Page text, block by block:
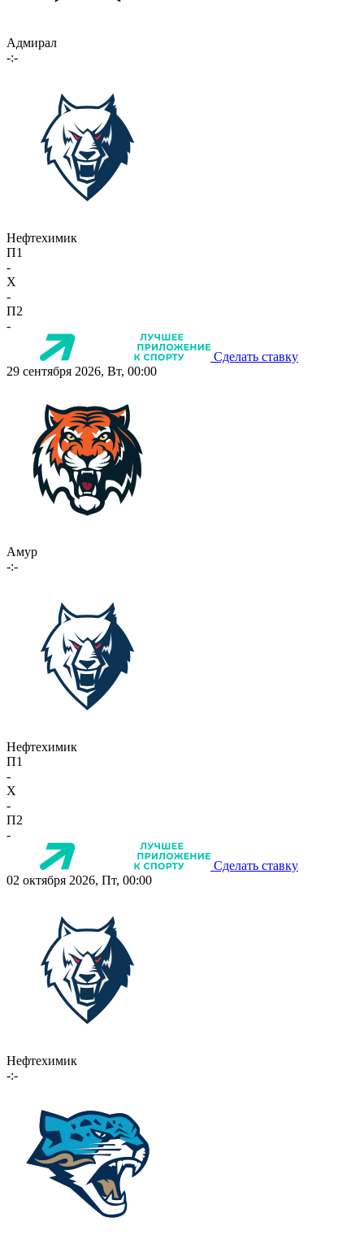
Адмирал
-:-
Нефтехимик
П1
-
X
-
П2
-
Сделать ставку
29 сентября 2026, Вт, 00:00
Амур
-:-
Нефтехимик
П1
-
X
-
П2
-
Сделать ставку
02 октября 2026, Пт, 00:00
Нефтехимик
-:-